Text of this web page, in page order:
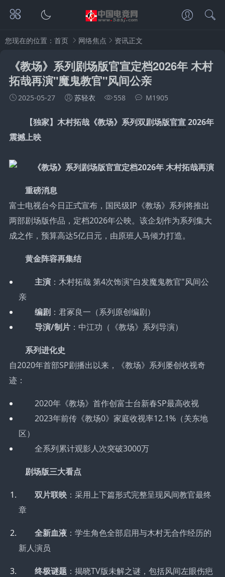
您现在的位置： 首页 网络焦点 资讯正文
《教场》系列剧场版官宣定档2026年 木村
拓哉再演"魔鬼教官"风间公亲
2025-05-27 苏轻衣 558 M1905
【独家】木村拓哉《教场》系列双剧场版官宣2026年
震撼上映
重磅消息
富士电视台今日正式宣布，国民级IP《教场》系列将推出
两部剧场版作品，定档2026年公映。该企划作为系列集大
成之作，预算高达5亿日元，由原班人马倾力打造。
黄金阵容再集结
主演 ：木村拓哉 第4次饰演"白发魔鬼教官"风间公
亲
编剧 ：君冢良一（系列原创编剧）
导演/制片 ：中江功（《教场》系列导演）
系列进化史
自2020年首部SP剧播出以来，《教场》系列屡创收视奇
迹：
2020年《教场》首作创富士台新春SP最高收视
2023年前传《教场0》家庭收视率12.1%（关东地
区）
全系列累计观影人次突破3000万
剧场版三大看点
双片联映 ：采用上下篇形式完整呈现风间教官最终
章
全新血液 ：学生角色全部启用与木村无合作经历的
新人演员
终极谜题 ：揭晓TV版未解之谜，包括风间左眼伤疤